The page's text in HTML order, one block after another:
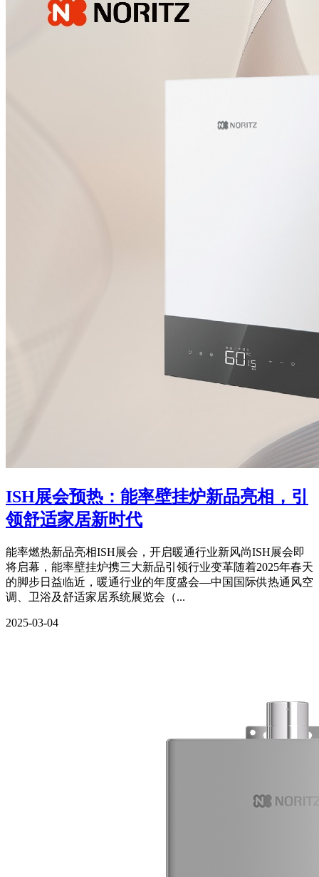
ISH展会预热：能率壁挂炉新品亮相，引
领舒适家居新时代
能率燃热新品亮相ISH展会，开启暖通行业新风尚ISH展会即
将启幕，能率壁挂炉携三大新品引领行业变革随着2025年春天
的脚步日益临近，暖通行业的年度盛会—中国国际供热通风空
调、卫浴及舒适家居系统展览会（...
2025-03-04